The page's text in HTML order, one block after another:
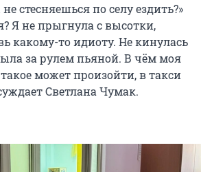
стесняешься по селу ездить?»
Я не прыгнула с высотки,
какому-то идиоту. Не кинулась
за рулем пьяной. В чём моя
может произойти, в такси
Светлана Чумак.